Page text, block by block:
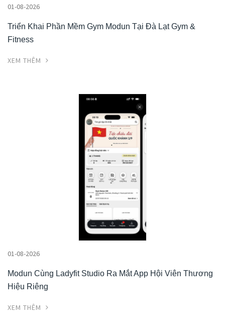
01-08-2026
Triển Khai Phần Mềm Gym Modun Tại Đà Lạt Gym &
Fitness
XEM THÊM
01-08-2026
Modun Cùng Ladyfit Studio Ra Mắt App Hội Viên Thương
Hiệu Riêng
XEM THÊM